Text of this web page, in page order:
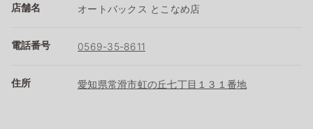
店舗名 オートバックス とこなめ店
電話番号 0569-35-8611
住所 愛知県常滑市虹の丘七丁目１３１番地